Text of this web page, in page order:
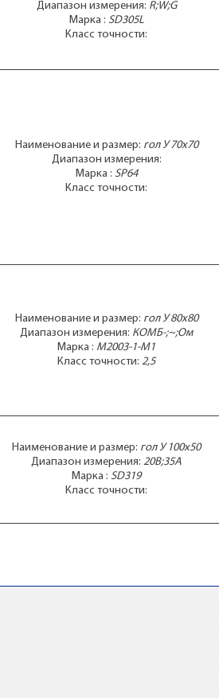
Диапазон измерения: R;W;G
Марка : SD305L
Класс точности:
Наименование и размер: гол У 70x70
Диапазон измерения:
Марка : SP64
Класс точности:
Наименование и размер: гол У 80x80
Диапазон измерения: КОМБ-;~;Ом
Марка : М2003-1-М1
Класс точности:2,5
Наименование и размер: гол У 100x50
Диапазон измерения:20В;35А
Марка : SD319
Класс точности: